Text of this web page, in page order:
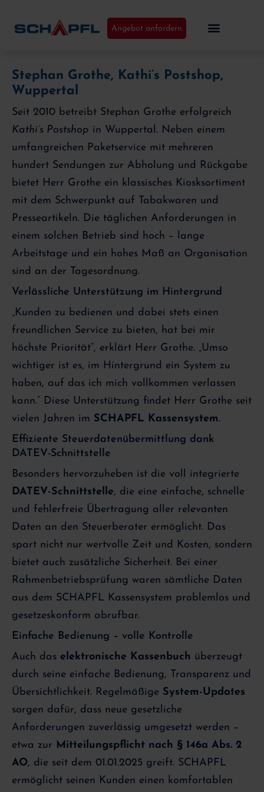
Angebot anfordern
Stephan Grothe, Kathi’s Postshop,
Wuppertal
Seit 2010 betreibt Stephan Grothe erfolgreich
Kathi’s Postshop in Wuppertal. Neben einem
umfangreichen Paketservice mit mehreren
hundert Sendungen zur Abholung und Rückgabe
bietet Herr Grothe ein klassisches Kiosksortiment
mit dem Schwerpunkt auf Tabakwaren und
Presseartikeln. Die täglichen Anforderungen in
einem solchen Betrieb sind hoch – lange
Arbeitstage und ein hohes Maß an Organisation
sind an der Tagesordnung.
Verlässliche Unterstützung im Hintergrund
„Kunden zu bedienen und dabei stets einen
freundlichen Service zu bieten, hat bei mir
höchste Priorität“, erklärt Herr Grothe. „Umso
wichtiger ist es, im Hintergrund ein System zu
haben, auf das ich mich vollkommen verlassen
kann.“ Diese Unterstützung findet Herr Grothe seit
vielen Jahren im SCHAPFL Kassensystem.
Effiziente Steuerdatenübermittlung dank
DATEV-Schnittstelle
Besonders hervorzuheben ist die voll integrierte
DATEV-Schnittstelle, die eine einfache, schnelle
und fehlerfreie Übertragung aller relevanten
Daten an den Steuerberater ermöglicht. Das
spart nicht nur wertvolle Zeit und Kosten, sondern
bietet auch zusätzliche Sicherheit. Bei einer
Rahmenbetriebsprüfung waren sämtliche Daten
aus dem SCHAPFL Kassensystem problemlos und
gesetzeskonform abrufbar.
Einfache Bedienung – volle Kontrolle
Auch das elektronische Kassenbuch überzeugt
durch seine einfache Bedienung, Transparenz und
Übersichtlichkeit. Regelmäßige System-Updates
sorgen dafür, dass neue gesetzliche
Anforderungen zuverlässig umgesetzt werden –
etwa zur Mitteilungspflicht nach § 146a Abs. 2
AO, die seit dem 01.01.2025 greift. SCHAPFL
ermöglicht seinen Kunden einen komfortablen